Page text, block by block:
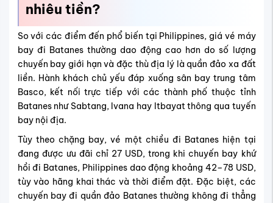
nhiêu tiền?
So với các điểm đến phổ biến tại Philippines, giá vé máy
bay đi Batanes thường dao động cao hơn do số lượng
chuyến bay giới hạn và đặc thù địa lý là quần đảo xa đất
liền. Hành khách chủ yếu đáp xuống sân bay trung tâm
Basco, kết nối trực tiếp với các thành phố thuộc tỉnh
Batanes như Sabtang, Ivana hay Itbayat thông qua tuyến
bay nội địa.
Tùy theo chặng bay, vé một chiều đi Batanes hiện tại
đang được ưu đãi chỉ 27 USD, trong khi chuyến bay khứ
hồi đi Batanes, Philippines dao động khoảng 42–78 USD,
tùy vào hãng khai thác và thời điểm đặt. Đặc biệt, các
chuyến bay đi quần đảo Batanes thường không đi thẳng